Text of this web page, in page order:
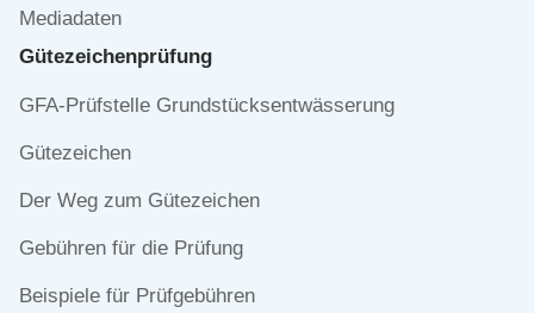
Mediadaten
Gütezeichen­prüfung
Navigation
GFA-Prüfstelle Grundstücksentwässerung
Gütezeichen
Der Weg zum Gütezeichen
Gebühren für die Prüfung
Beispiele für Prüfgebühren